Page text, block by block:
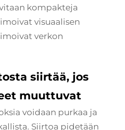
kompakteja
visuaalisen
verkon
siirtää, jos
muuttuvat
voidaan purkaa ja
Siirtoa pidetään